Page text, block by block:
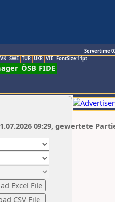
Servertime
SWE TUR UKR VIE FontSize:11pt
ÖSB FIDE
09:29, gewertete